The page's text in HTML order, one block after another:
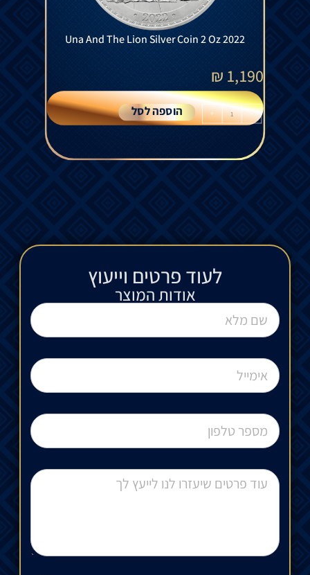
Una And The Lion Silver Coin 2 Oz 2022
1,190
₪
-
+ הוספה לסל
לעוד פרטים וייעוץ​
אודות המוצר